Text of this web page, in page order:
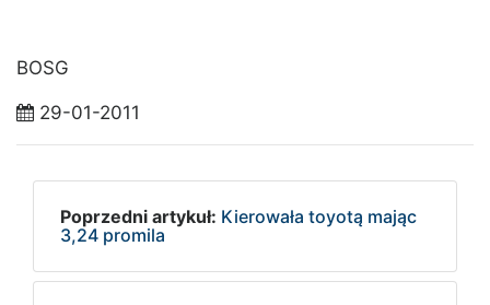
BOSG
29-01-2011
Poprzedni artykuł: Kierowała toyotą mając
3,24 promila